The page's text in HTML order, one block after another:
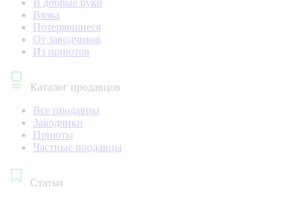
В добрые руки
Вязка
Потерявшиеся
От заводчиков
Из приютов
Каталог продавцов
Все продавцы
Заводчики
Приюты
Частные продавцы
Статьи